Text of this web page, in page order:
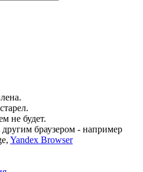
не будет.
браузером - например
Yandex Browser